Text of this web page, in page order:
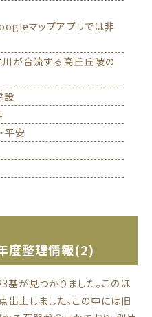
マップアプリでは非
が合流する高丘丘陵の
設
平安
度整理情報(2)
が見つかりました。このほ
土しました。この中には旧